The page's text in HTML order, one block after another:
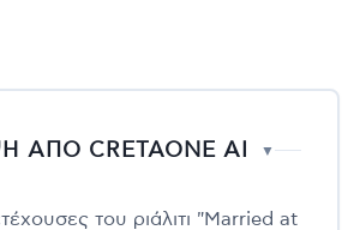
ΑΠΟ CRETAONE AI ▼
του ριάλιτι "Married at